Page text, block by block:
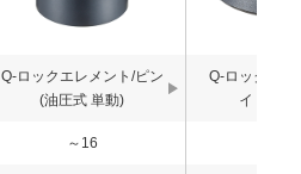
Q-ロックエレメント/ピン
(油圧式 単動)
Q-ロックエレ
イトシリ
～16